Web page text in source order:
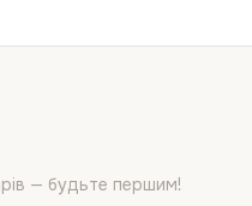
— будьте першим!